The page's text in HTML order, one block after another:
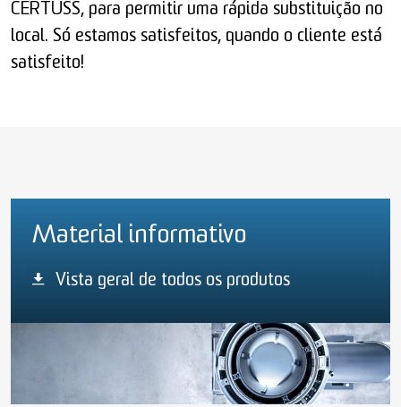
CERTUSS, para permitir uma rápida substituição no
local. Só estamos satisfeitos, quando o cliente está
satisfeito!
Material informativo
Vista geral de todos os produtos